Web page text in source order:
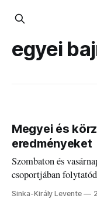
egyei
Megyei és
eredményeket
Szombaton és
csoportjában
bajnokságokban. Az
cikkünkben
Sinka-Király Levente